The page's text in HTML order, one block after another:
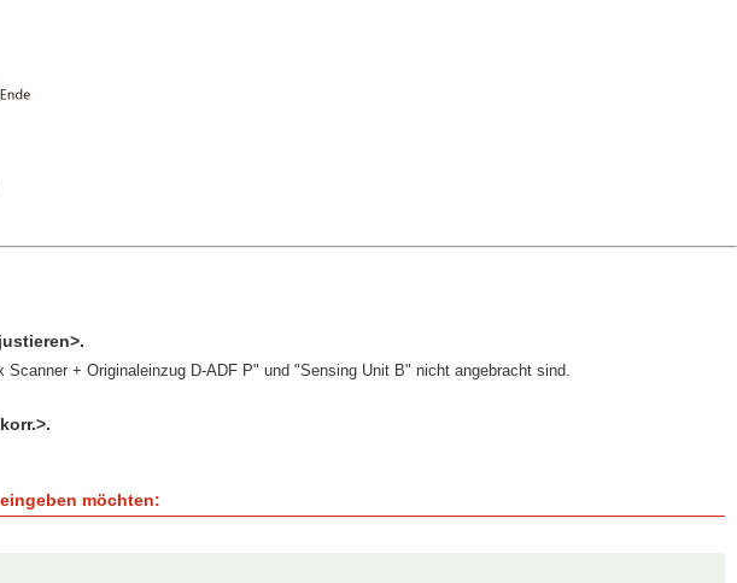
+ Originaleinzug D-ADF P" und "Sensing Unit B" nicht angebracht sind.
möchten: